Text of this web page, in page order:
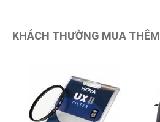
KHÁCH THƯỜNG MUA THÊM